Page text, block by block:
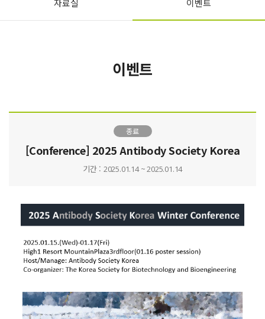
이벤트
종료
[Conference] 2025 Antibody Society Korea
기간 : 2025.01.14 ~ 2025.01.14